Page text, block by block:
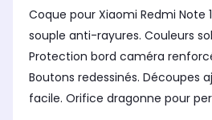
Coque pour Xiaomi Redmi Note
souple anti-rayures. Couleurs
Protection bord caméra
Boutons redessinés. Découpes
facile. Orifice dragonne pour